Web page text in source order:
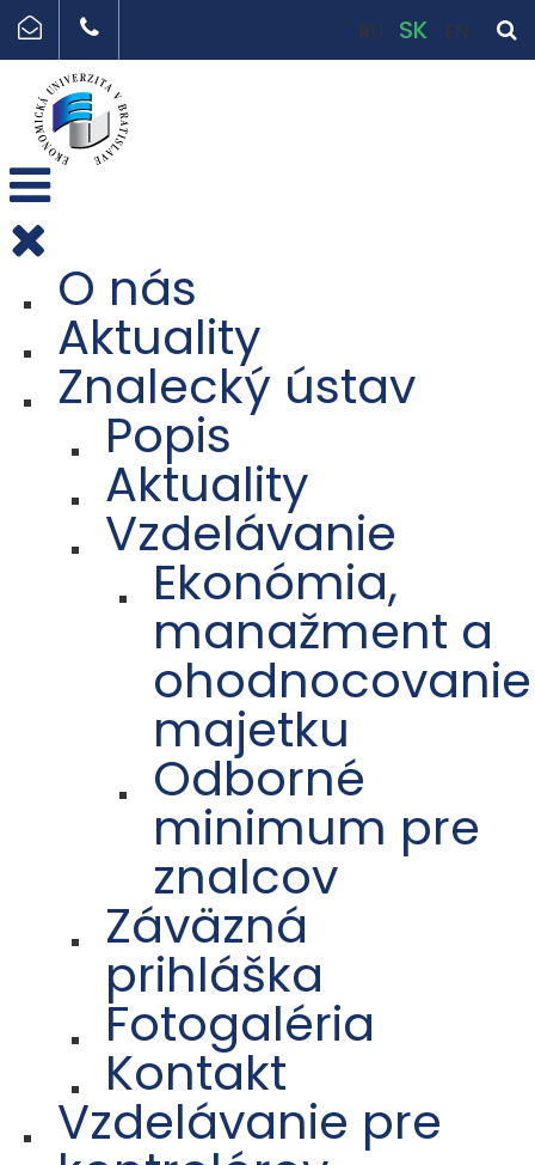
RU SK EN
O nás
Aktuality
Znalecký ústav
Popis
Aktuality
Vzdelávanie
Ekonómia,
manažment a
ohodnocovanie
majetku
Odborné
minimum pre
znalcov
Záväzná
prihláška
Fotogaléria
Kontakt
Vzdelávanie pre